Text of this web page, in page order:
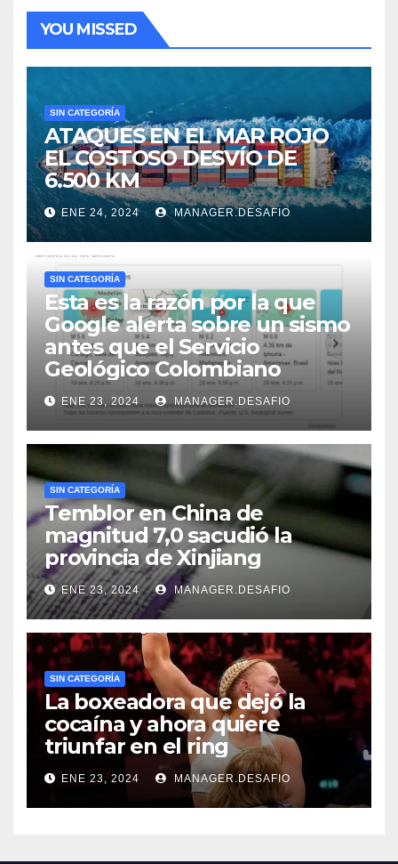
YOU MISSED
SIN CATEGORÍA
ATAQUES EN EL MAR ROJO
EL COSTOSO DESVÍO DE
6.500 KM
ENE 24, 2024 MANAGER.DESAFIO
SIN CATEGORÍA
Esta es la razón por la que
Google alerta sobre un sismo
antes que el Servicio
Geológico Colombiano
ENE 23, 2024 MANAGER.DESAFIO
SIN CATEGORÍA
Temblor en China de
magnitud 7,0 sacudió la
provincia de Xinjiang
ENE 23, 2024 MANAGER.DESAFIO
SIN CATEGORÍA
La boxeadora que dejó la
cocaína y ahora quiere
triunfar en el ring​
ENE 23, 2024 MANAGER.DESAFIO